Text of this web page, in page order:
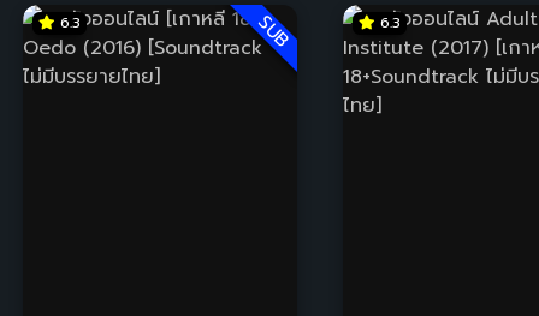
SUB
6.3 6.3